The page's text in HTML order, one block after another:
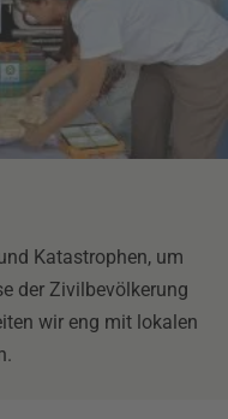
Katastrophen, um
der Zivilbevölkerung
wir eng mit lokalen